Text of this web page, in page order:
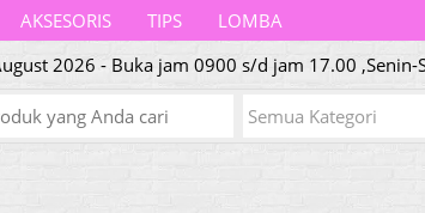
AKSESORIS TIPS LOMBA
2026 - Buka jam 0900 s/d jam 17.00